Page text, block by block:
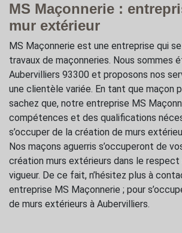
MS Maçonnerie :
mur extérieur
MS Maçonnerie est une entreprise qui
travaux de maçonneries. Nous sommes
Aubervilliers 93300 et proposons nos
une clientèle variée. En tant que maçon
sachez que, notre entreprise MS
compétences et des qualifications
s’occuper de la création de murs
Nos maçons aguerris s’occuperont de
création murs extérieurs dans le respect
vigueur. De ce fait, n’hésitez plus à
entreprise MS Maçonnerie ; pour
de murs extérieurs à Aubervilliers.